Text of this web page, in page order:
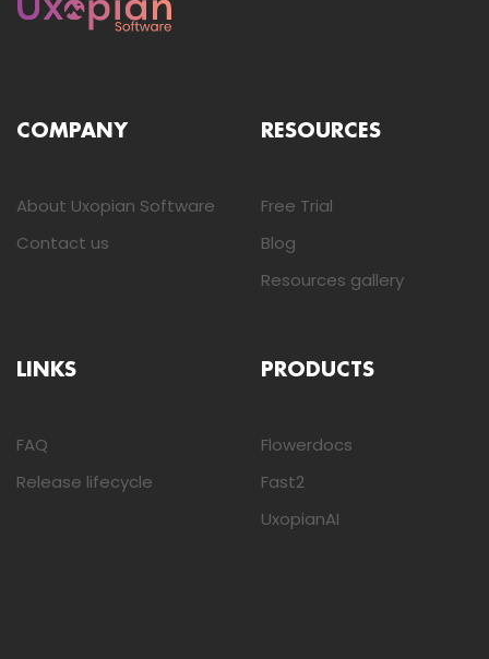
COMPANY
About Uxopian Software
Contact us
RESOURCES
Free Trial
Blog
Resources gallery
LINKS
FAQ
Release lifecycle
PRODUCTS
Flowerdocs
Fast2
UxopianAI